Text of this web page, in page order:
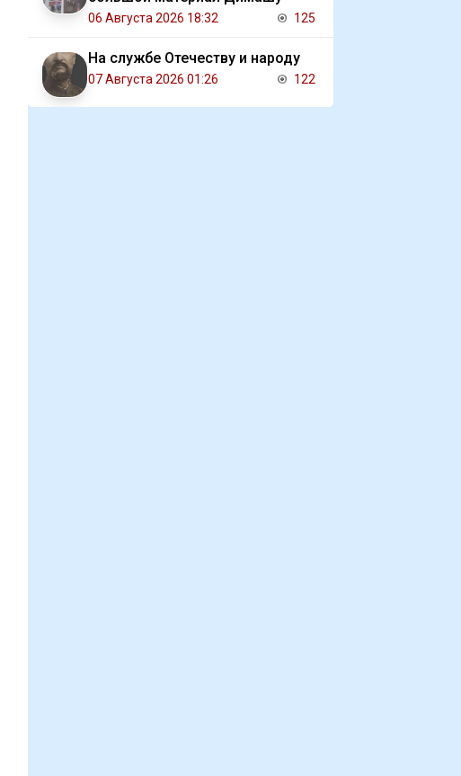
06 Августа 2026 18:32 125
На службе Отечеству и народу
07 Августа 2026 01:26 122